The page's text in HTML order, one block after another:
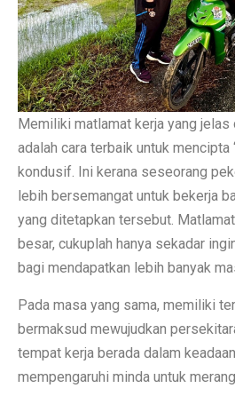
Memiliki matlamat kerja yang jelas
adalah cara terbaik untuk mencipta
kondusif. Ini kerana seseorang
lebih bersemangat untuk bekerja
yang ditetapkan tersebut.
besar, cukuplah hanya sekadar
bagi mendapatkan lebih banyak
Pada masa yang sama, memiliki
bermaksud mewujudkan
tempat kerja berada dalam
mempengaruhi minda untuk